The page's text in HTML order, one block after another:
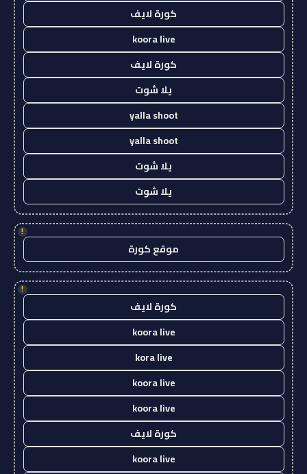
كورة لايف
koora live
كورة لايف
يلا شوت
yalla shoot
yalla shoot
يلا شوت
يلا شوت
!
موقع كورة
!
كورة لايف
koora live
kora live
koora live
koora live
كورة لايف
koora live